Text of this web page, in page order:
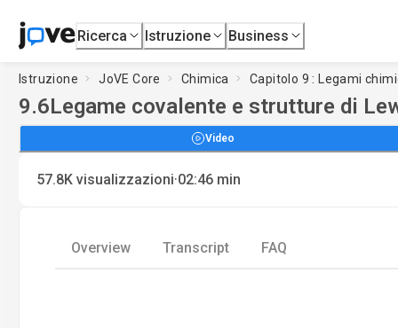
Ricerca Istruzione Business
Istruzione JoVE Core Chimica Capitolo 9 : Legami
9.6Legame covalente e strutture di
Video
57.8K visualizzazioni·02:46 min
Overview Transcript FAQ